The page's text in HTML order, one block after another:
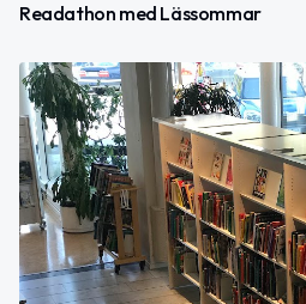
Readathon med Lässommar